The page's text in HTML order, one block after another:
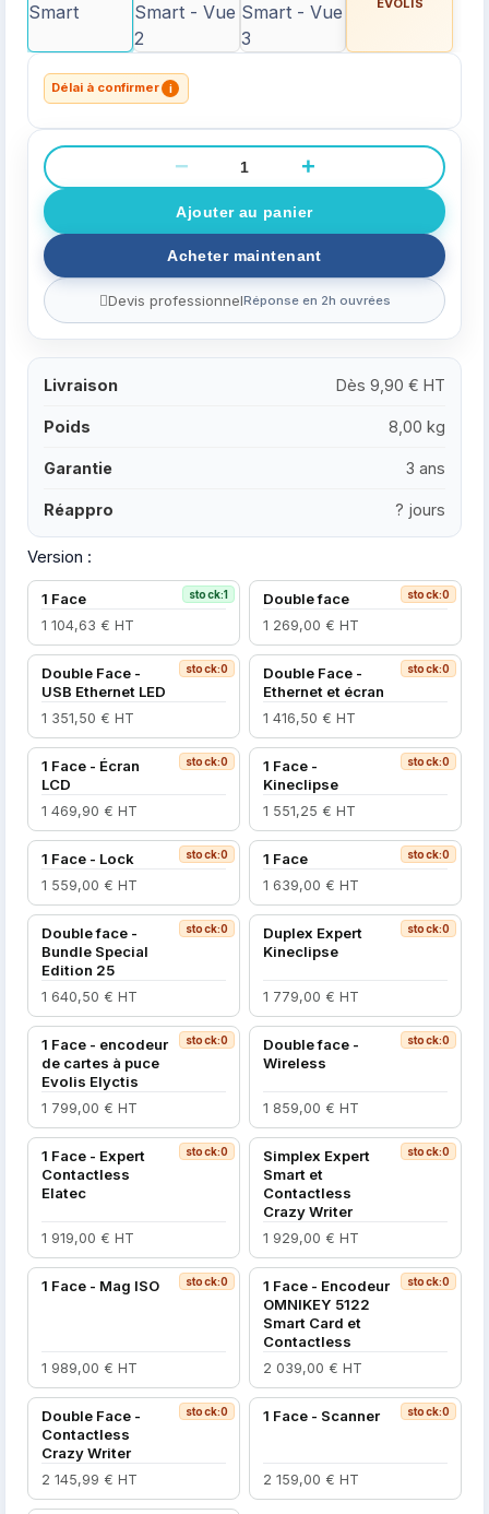
Délai à confirmer i
− +
Devis professionnelRéponse en 2h ouvrées
Livraison Dès 9,90 € HT
Poids 8,00 kg
Garantie 3 ans
Réappro ? jours
Version :
stock:1
1 Face
1 104,63 € HT
stock:0
Double face
1 269,00 € HT
stock:0
Double Face -
USB Ethernet LED
1 351,50 € HT
stock:0
Double Face -
Ethernet et écran
1 416,50 € HT
stock:0
1 Face - Écran
LCD
1 469,90 € HT
stock:0
1 Face -
Kineclipse
1 551,25 € HT
stock:0
1 Face - Lock
1 559,00 € HT
stock:0
1 Face
1 639,00 € HT
stock:0
Double face -
Bundle Special
Edition 25
1 640,50 € HT
stock:0
Duplex Expert
Kineclipse
1 779,00 € HT
stock:0
1 Face - encodeur
de cartes à puce
Evolis Elyctis
1 799,00 € HT
stock:0
Double face -
Wireless
1 859,00 € HT
stock:0
1 Face - Expert
Contactless
Elatec
1 919,00 € HT
stock:0
Simplex Expert
Smart et
Contactless
Crazy Writer
1 929,00 € HT
stock:0
1 Face - Mag ISO
1 989,00 € HT
stock:0
1 Face - Encodeur
OMNIKEY 5122
Smart Card et
Contactless
2 039,00 € HT
stock:0
Double Face -
Contactless
Crazy Writer
2 145,99 € HT
stock:0
1 Face - Scanner
2 159,00 € HT